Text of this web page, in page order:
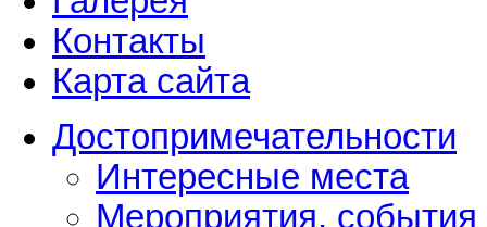
Контакты
Карта сайта
Достопримечательности
Интересные места
Мероприятия, события